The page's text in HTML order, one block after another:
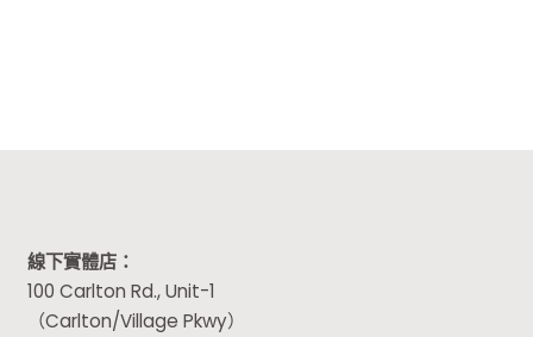
線下實體店：
100 Carlton Rd., Unit-1
（Carlton/Village Pkwy）